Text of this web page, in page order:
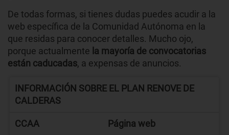
De todas formas, si tienes dudas puedes acudir a la
web específica de la Comunidad Autónoma en la
que residas para conocer detalles. Mucho ojo,
porque actualmente la mayoría de convocatorias
están caducadas, a expensas de anuncios.
INFORMACIÓN SOBRE EL PLAN RENOVE DE
CALDERAS
CCAA Página web